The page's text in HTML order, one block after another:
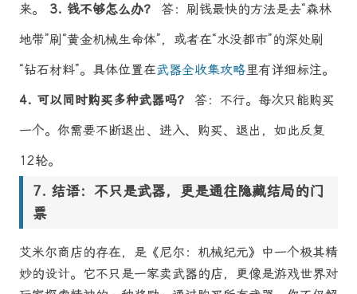
来。 3. 钱不够怎么办？
答：刷钱最快的方法是去“森林
地带”刷“黄金机械生命体”，或者在“水没都市”的深处刷
“钻石材料”。具体位置在武器全收集攻略里有详细标注。
4. 可以同时购买多种武器吗？
答：不行。每次只能购买
一个。你需要不断退出、进入、购买、退出，如此反复
12轮。
结语：不只是武器，更是通往隐藏结局的门
票
艾米尔商店的存在，是《尼尔：机械纪元》中一个极其精
妙的设计。它不只是一家卖武器的店，更像是游戏世界对